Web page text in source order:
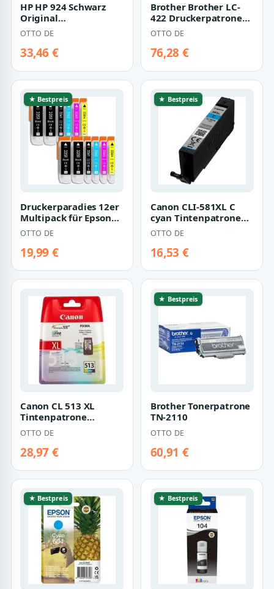
HP HP 924 Schwarz
Original
Druckerpatrone
Tintenpatrone
OTTO DE
33,46 €
Brother Brother LC-
422 Druckerpatronen -
4er Multipack
Tintenpatrone
OTTO DE
76,28 €
★ Bestpreis
Druckerparadies 12er
Multipack für Epson
33XL Tintenpatronen
Set Tinte…
OTTO DE
19,99 €
★ Bestpreis
Canon CLI-581XL C
cyan Tintenpatrone
(original
Druckerpatrone 581
cyan…
OTTO DE
16,53 €
Canon CL 513 XL
Tintenpatrone
(original
Druckerpatrone 513
cyan/magent…
OTTO DE
28,97 €
★ Bestpreis
Brother Tonerpatrone
TN-2110
OTTO DE
60,91 €
★ Bestpreis ★ Bestpreis